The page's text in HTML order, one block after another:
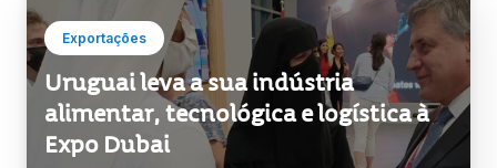
Exportações
Uruguai leva a sua indústria
alimentar, tecnológica e logística à
Expo Dubai